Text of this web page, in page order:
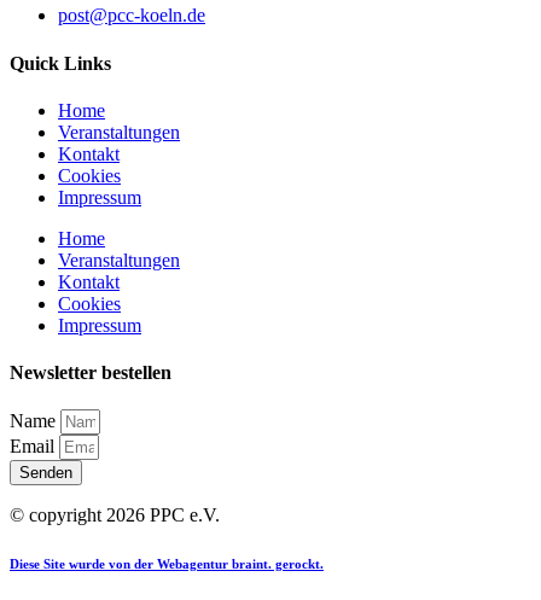
post@pcc-koeln.de
Quick Links
Home
Veranstaltungen
Kontakt
Cookies
Impressum
Home
Veranstaltungen
Kontakt
Cookies
Impressum
Newsletter bestellen
Name
Email
Senden
© copyright 2026 PPC e.V.
Diese Site wurde von der Webagentur braint. gerockt.